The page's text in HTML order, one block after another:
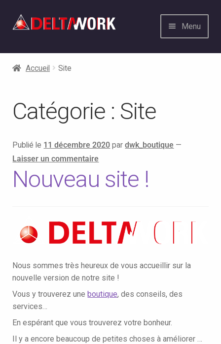
Aller
Aller
Menu
Informatique Pros et Particuliers
Ouvrir
Services web
Offre PRO Infogérance et Maintenance
PCs
Accueil Site
Catégorie : Site
Publié le 11 décembre 2020 pardwk_boutique —
Laisser un commentaire
Nouveau site !
Nous sommes très heureux de vous accueillir sur la
nouvelle version de notre site !
Vous y trouverez uneboutique, des conseils, des
services…
En espérant que vous trouverez votre bonheur.
Il y a encore beaucoup de petites choses à améliorer …